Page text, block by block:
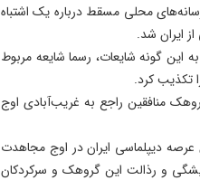
محلی مسقط درباره یک اشتباه
ایران شد.
این گونه شایعات، رسما شایعه مربوط
تکذیب کرد.
منافقین راجع به غریب‌آبادی اوج
دیپلماسی ایران در اوج مجاهدت
و رذالت این گروهک و سرکردکان